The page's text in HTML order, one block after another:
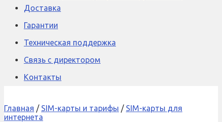
Доставка
Гарантии
Техническая поддержка
Связь с директором
Контакты
Главная / SIM-карты и тарифы / SIM-карты для
интернета